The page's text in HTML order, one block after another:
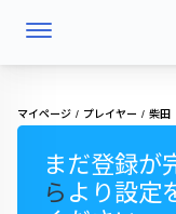
マイページ プレイヤー 柴
まだ登録が
ら より設定